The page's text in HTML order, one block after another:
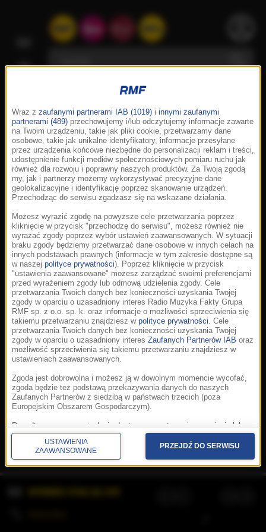
Korzystanie z portalu oznacza akceptację
Prywatność.Aplikacje.© 2026 Radio Muzyka
Fakty Grupa RMF sp. z o.o. sp. k.
Wraz z zaufanymi partnerami IAB (1019) i innymi zaufanymi
partnerami (489) przechowujemy i/lub odczytujemy informacje zawarte
na Twoim urządzeniu, takie jak pliki cookie, przetwarzamy dane
osobowe, takie jak unikalne identyfikatory, informacje przesyłane
przez urządzenia końcowe niezbędne do personalizacji reklam i treści,
udostępnienie funkcji mediów społecznościowych pomiaru ruchu jak
również dla rozwoju i poprawny naszych produktów. Za Twoją zgodą
my, jak i partnerzy możemy wykorzystywać precyzyjne dane
geolokalizacyjne i identyfikację poprzez skanowanie urządzeń.
Przechodząc do serwisu zgadzasz się na wskazane działania.
Możesz wyrazić zgodę na powyższe cele przetwarzania poprzez
kliknięcie w przycisk "przechodzę do serwisu", możesz również nie
wyrażać zgody poprzez wybór ustawień zaawansowanych. W sytuacji
braku zgody będziemy przetwarzać dane osobowe w innych celach na
innych podstawach prawnych (informacje w tym zakresie dostępne są
w naszej polityce prywatności). Poprzez kliknięcie w przycisk
"ustawienia zaawansowane" możesz zarządzać swoimi preferencjami
przed wyrażeniem zgody lub odmową udzielenia zgody. Cele
przetwarzania Twoich danych bez konieczności uzyskania Twojej
zgody w oparciu o uzasadniony interes Radio Muzyka Fakty Grupa
RMF sp. z o.o. sp. k. oraz informacje o możliwości sprzeciwienia się
takiemu przetwarzaniu znajdziesz w polityce prywatności. Cele
przetwarzania Twoich danych bez konieczności uzyskania Twojej
zgody w oparciu o uzasadniony interes Zaufanych Partnerów IAB oraz
możliwość sprzeciwienia się takiemu przetwarzaniu znajdziesz w
ustawieniach zaawansowanych.
Zgoda jest dobrowolna i możesz ją w dowolnym momencie wycofać,
zgoda będzie też podstawą przekazywania danych do naszych
Zaufanych Partnerów z siedzibą w państwach trzecich (poza
Europejskim Obszarem Gospodarczym).
Ponadto masz prawo żądania dostępu, sprostowania, usunięcia lub
ograniczenia przetwarzania danych, a także złożenia skargi do
Prezesa Urzędu Ochrony Danych Osobowych. W polityce prywatności
znajdziesz informacje jak wykonać swoje prawa. Szczegółowe
informacje na temat przetwarzania Twoich danych znajdują się w
USTAWIENIA
ZAAWANSOWANE
PRZEJDŹ DO SERWISU